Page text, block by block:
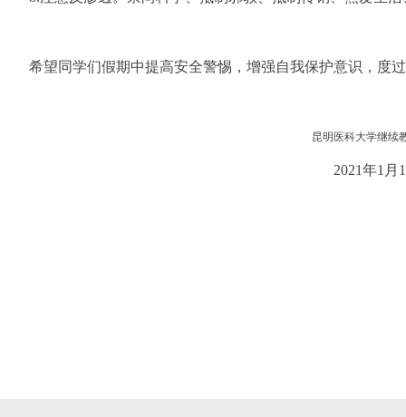
希望同学们假期中提高安全警惕，增强自我保护意识，度
昆明医科大学继续
2021年1月15